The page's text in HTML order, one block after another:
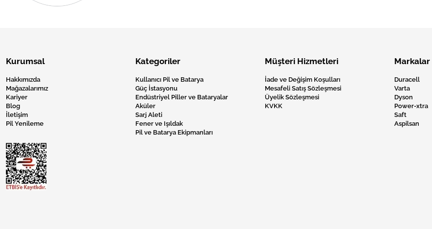
Kurumsal
Hakkımızda
Mağazalarımız
Kariyer
Blog
İletişim
Pil Yenileme
Kategoriler
Kullanıcı Pil ve Batarya
Güç İstasyonu
Endüstriyel Piller ve Bataryalar
Aküler
Sarj Aleti
Fener ve Işıldak
Pil ve Batarya Ekipmanları
Müşteri Hizmetleri
İade ve Değişim Koşulları
Mesafeli Satış Sözleşmesi
Üyelik Sözleşmesi
KVKK
Markalar
Duracell
Varta
Dyson
Power-xtra
Saft
Aspilsan